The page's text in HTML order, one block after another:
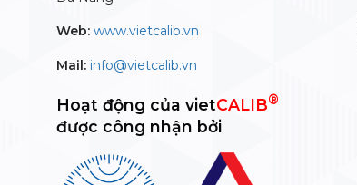
Web: www.vietcalib.vn
Mail: info@vietcalib.vn
Hoạt động của vietCALIB®
được công nhận bởi